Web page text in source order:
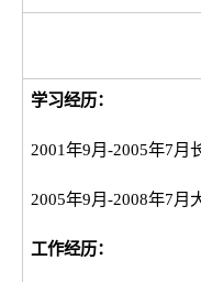
学习经历：
2001年9月-2005年7月
2005年9月-2008年7月
工作经历：